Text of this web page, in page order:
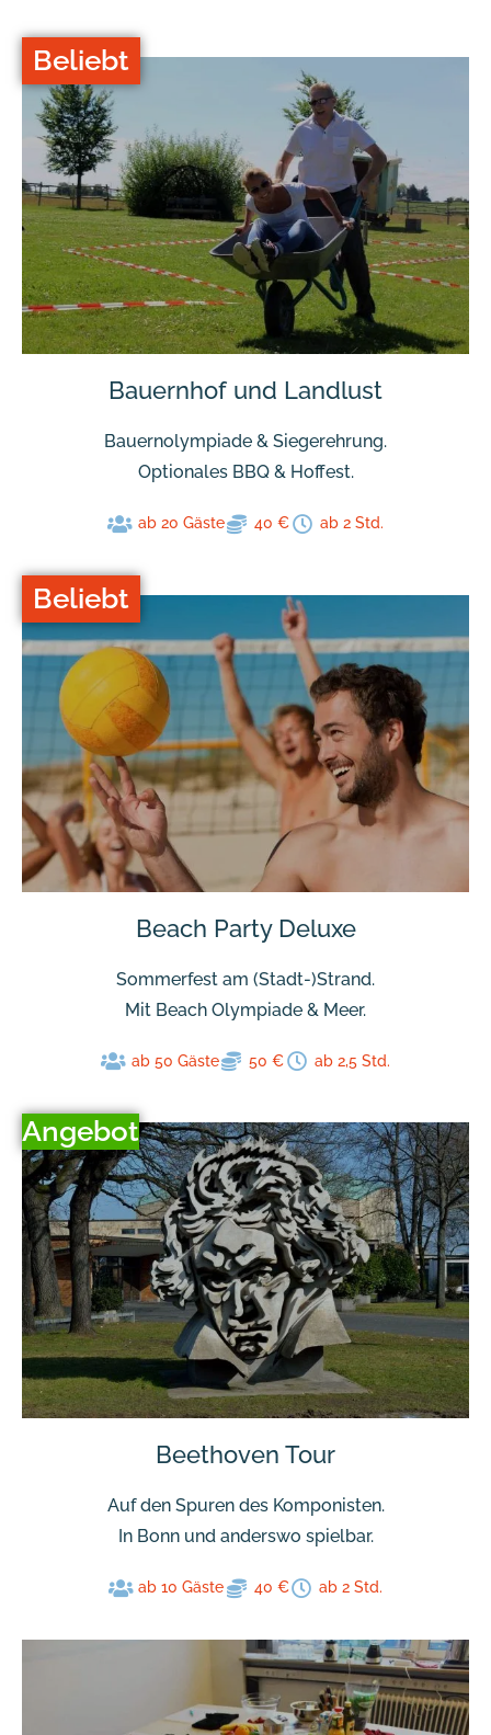
Beliebt
Bauernhof und Landlust
Bauernolympiade & Siegerehrung.
Optionales BBQ & Hoffest.
ab 20 Gäste 40 € ab 2 Std.
Beliebt
Beach Party Deluxe
Sommerfest am (Stadt-)Strand.
Mit Beach Olympiade & Meer.
ab 50 Gäste 50 € ab 2,5 Std.
Angebot
Beethoven Tour
Auf den Spuren des Komponisten.
In Bonn und anderswo spielbar.
ab 10 Gäste 40 € ab 2 Std.